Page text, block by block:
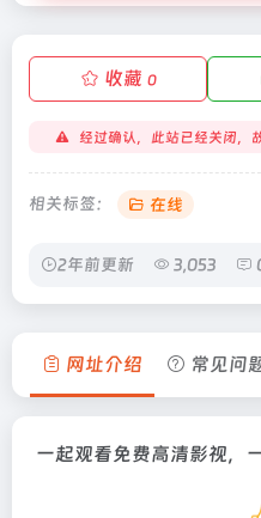
收藏 0
经过确认，此站已经关闭，
相关标签： 在线
2年前更新 3,053
网址介绍 常见问
一起观看免费高清影视，